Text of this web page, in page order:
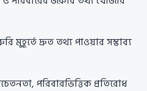
মুহূর্তে দ্রুত তথ্য পাওয়ার সম্ভাব্য
পরিবারভিত্তিক প্রতিরোধ